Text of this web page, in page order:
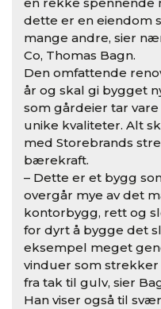
dette er en eiendom
mange andre, sier
Co, Thomas Bagn.
Den omfattende
år og skal gi bygget
som gårdeier tar
unike kvaliteter. Alt
med Storebrands
bærekraft.
– Dette er et bygg
overgår mye av det
kontorbygg, rett og
for dyrt å bygge det
eksempel meget
vinduer som strekker
fra tak til gulv, sier
Han viser også til